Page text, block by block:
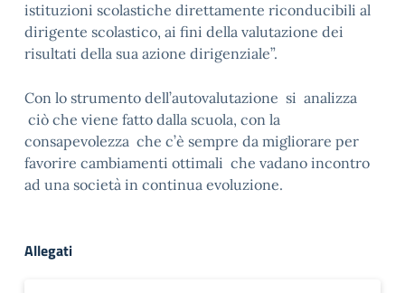
istituzioni scolastiche direttamente riconducibili al
dirigente scolastico, ai fini della valutazione dei
risultati della sua azione dirigenziale”.
Con lo strumento dell’autovalutazione si analizza
ciò che viene fatto dalla scuola, con la
consapevolezza che c’è sempre da migliorare per
favorire cambiamenti ottimali che vadano incontro
ad una società in continua evoluzione.
Allegati